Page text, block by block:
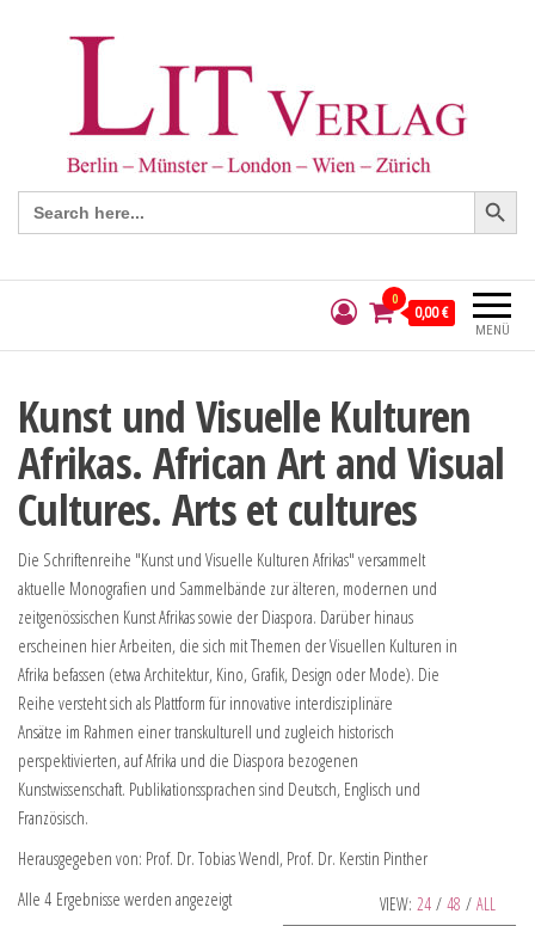
Search
for:
Search Button
MENÜ
0
0,00 €
Kunst und Visuelle Kulturen
Afrikas. African Art and Visual
Cultures. Arts et cultures
Die Schriftenreihe "Kunst und Visuelle Kulturen Afrikas" versammelt
aktuelle Monografien und Sammelbände zur älteren, modernen und
zeitgenössischen Kunst Afrikas sowie der Diaspora. Darüber hinaus
erscheinen hier Arbeiten, die sich mit Themen der Visuellen Kulturen in
Afrika befassen (etwa Architektur, Kino, Grafik, Design oder Mode). Die
Reihe versteht sich als Plattform für innovative interdisziplinäre
Ansätze im Rahmen einer transkulturell und zugleich historisch
perspektivierten, auf Afrika und die Diaspora bezogenen
Kunstwissenschaft. Publikationssprachen sind Deutsch, Englisch und
Französisch.
Herausgegeben von: Prof. Dr. Tobias Wendl, Prof. Dr. Kerstin Pinther
VIEW: 24 / 48 / ALL
Alle 4 Ergebnisse werden angezeigt